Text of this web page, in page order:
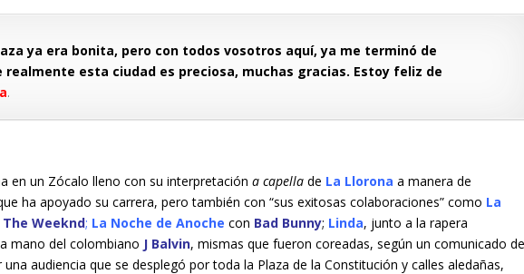
ya era bonita, pero con todos vosotros aquí, ya me terminó de
realmente esta ciudad es preciosa, muchas gracias. Estoy feliz de
.
en un Zócalo lleno con su interpretacióna capellade La Llorona a manera de
ha apoyado su carrera, pero también con “sus exitosas colaboraciones” como La
The Weeknd; La Noche de Anoche con Bad Bunny; Linda, junto a la rapera
mano del colombiano J Balvin, mismas que fueron coreadas, según un comunicado
audiencia que se desplegó por toda la Plaza de la Constitución y calles aledañas,